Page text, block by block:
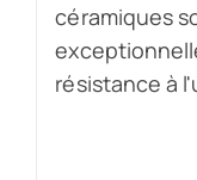
céramiques
résistance à